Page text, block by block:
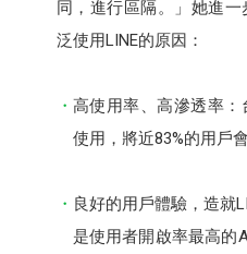
同，進行區隔。」她進
泛使用LINE的原因：
高使用率、高滲透率：
使用，將近83%的用戶
良好的用戶體驗，造就
是使用者開啟率最高的